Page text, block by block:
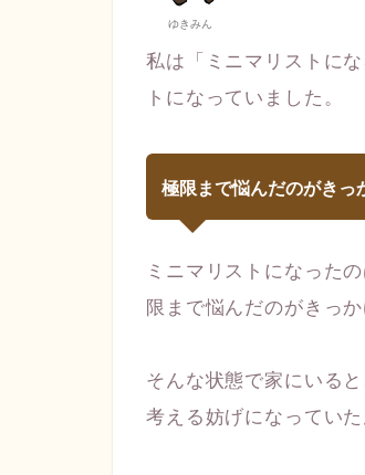
ゆきみん
私は「ミニマリストに
トになっていました。
極限まで悩んだのがきっ
ミニマリストになった
限まで悩んだのがきっか
そんな状態で家にいる
考える妨げになっていた